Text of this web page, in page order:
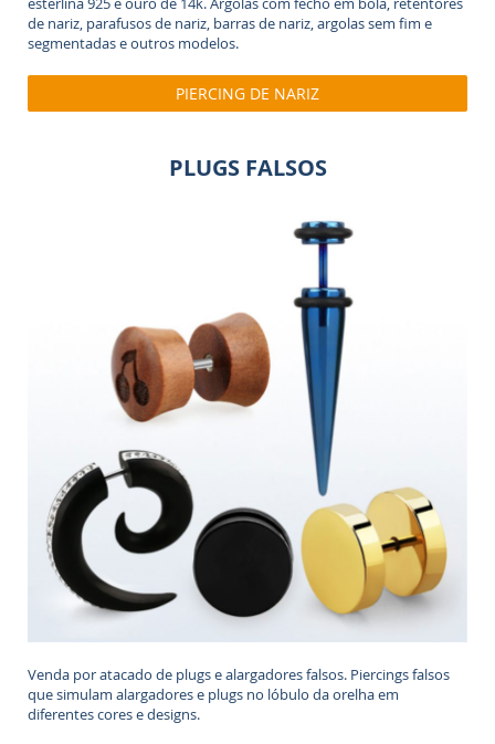
de nariz, parafusos de nariz, barras de nariz, argolas sem fim e
segmentadas e outros modelos.
PIERCING DE NARIZ
PLUGS FALSOS
Venda por atacado de plugs e alargadores falsos. Piercings falsos
que simulam alargadores e plugs no lóbulo da orelha em
diferentes cores e designs.